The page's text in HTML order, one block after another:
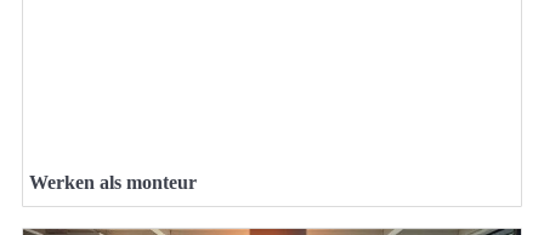
Werken als monteur